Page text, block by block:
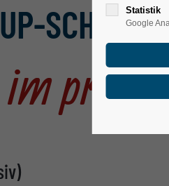
Statistik
Google